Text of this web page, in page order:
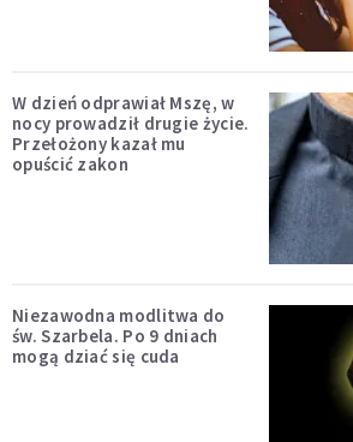
W dzień odprawiał Mszę, w
nocy prowadził drugie życie.
Przełożony kazał mu
opuścić zakon
Niezawodna modlitwa do
św. Szarbela. Po 9 dniach
mogą dziać się cuda